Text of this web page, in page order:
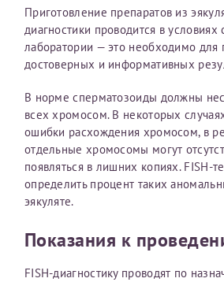
Приготовление препаратов из
диагностики проводится в
лаборатории — это необходимо для
достоверных и информативных
В норме сперматозоиды должны
всех хромосом. В некоторых
ошибки расхождения хромосом, в
отдельные хромосомы могут
появляться в лишних копиях. FISH-
определить процент таких
эякуляте.
Показания к
FISH-диагностику проводят по
Принимаю условия
персональных данных
Записаться на
Отчество*
Для предоставления в налоговые